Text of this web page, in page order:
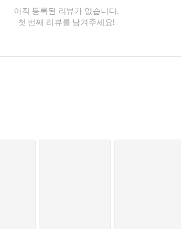
아직 등록된 리뷰가 없습니다.
첫 번째 리뷰를 남겨주세요!